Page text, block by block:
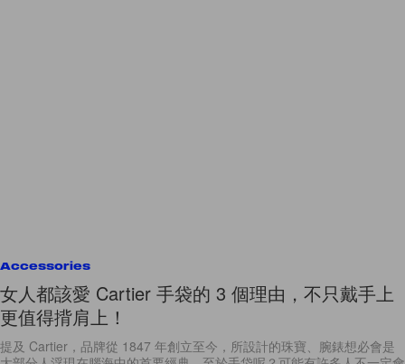
Accessories
女人都該愛 Cartier 手袋的 3 個理由，不只戴手上
更值得揹肩上！
提及 Cartier，品牌從 1847 年創立至今，所設計的珠寶、腕錶想必會是